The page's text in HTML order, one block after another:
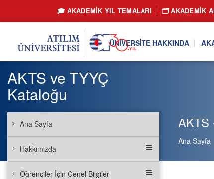
🎓 AKADEMİK YIL TEMALARI 🗂️ AKADEMIK
ÜNIVERSITE HAKKINDA
AKTS
Ana Sayfa
AKTS ve TYYÇ
Kataloğu
Ana Sayfa
Hakkımızda
Öğrenciler İçin Genel Bilgiler